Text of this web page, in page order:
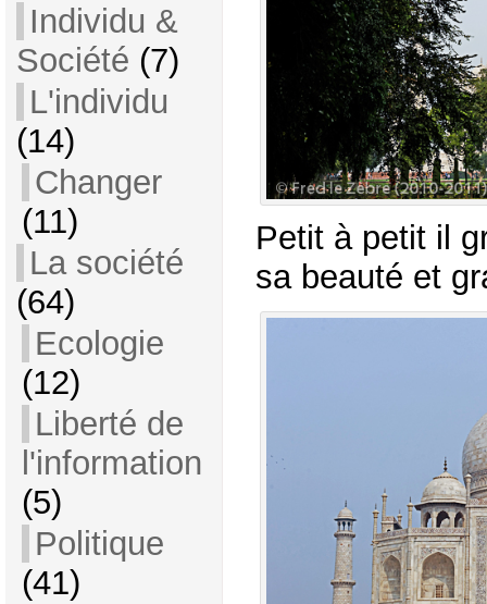
Individu &
Société (7)
L'individu
(14)
Changer
(11)
La société
(64)
Ecologie
(12)
Liberté de
l'information
(5)
Politique
(41)
Petit à petit il
sa beauté et